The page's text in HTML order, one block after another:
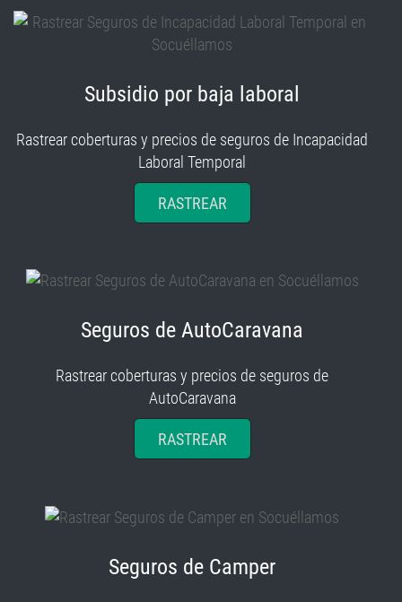
Subsidio por baja laboral
Rastrear coberturas y precios de seguros de Incapacidad
Laboral Temporal
RASTREAR
Seguros de AutoCaravana
Rastrear coberturas y precios de seguros de
AutoCaravana
RASTREAR
Seguros de Camper